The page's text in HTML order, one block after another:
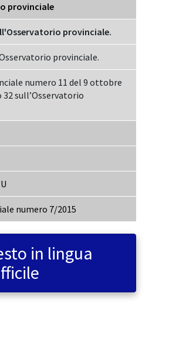
provinciale
provinciale.
provinciale.
numero 11 del 9 ottobre
32 sull’Osservatorio
numero 7/2015
in lingua